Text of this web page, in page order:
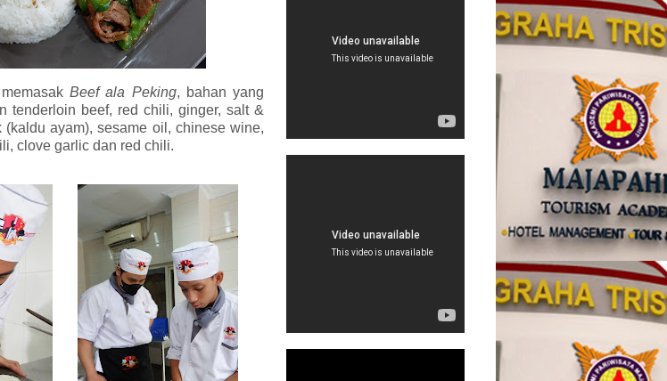
Beef ala Peking, bahan yang
tenderloin beef, red chili, ginger, salt &
(kaldu ayam), sesame oil, chinese wine,
clove garlic dan red chili.